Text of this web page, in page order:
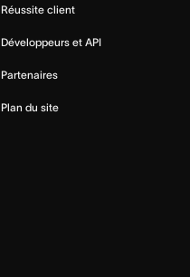
Réussite client
Développeurs et API
Partenaires
Plan du site